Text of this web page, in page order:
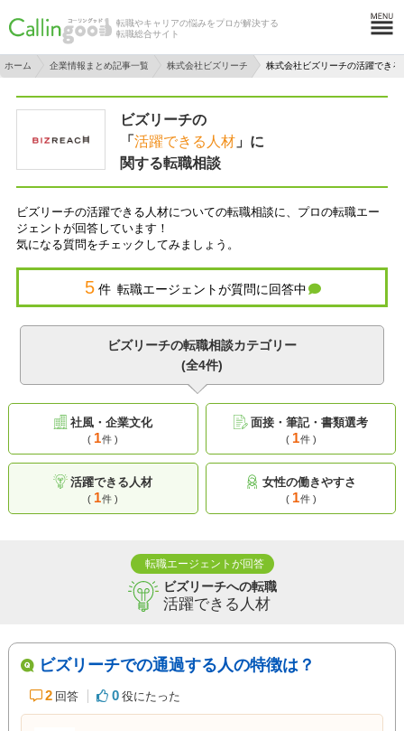
転職やキャリアの悩みをプロが解決する
転職総合サイト
ホーム 企業情報まとめ記事一覧 株式会社ビズリーチ 株式会社ビズリーチの活躍できる
ビズリーチの
「 活躍できる人材」に
関する転職相談
ビズリーチの活躍できる人材についての転職相談に、プロの転職エー
ジェントが回答しています！
気になる質問をチェックしてみましょう。
5 件 転職エージェントが質問に回答中
ビズリーチの転職相談カテゴリー
(全4件)
社風・企業文化
( 1件 )
面接・筆記・書類選考
( 1件 )
活躍できる人材
( 1件 )
女性の働きやすさ
( 1件 )
転職エージェントが回答
ビズリーチへの転職
活躍できる人材
ビズリーチでの通過する人の特徴は？
2 回答 0 役にたった